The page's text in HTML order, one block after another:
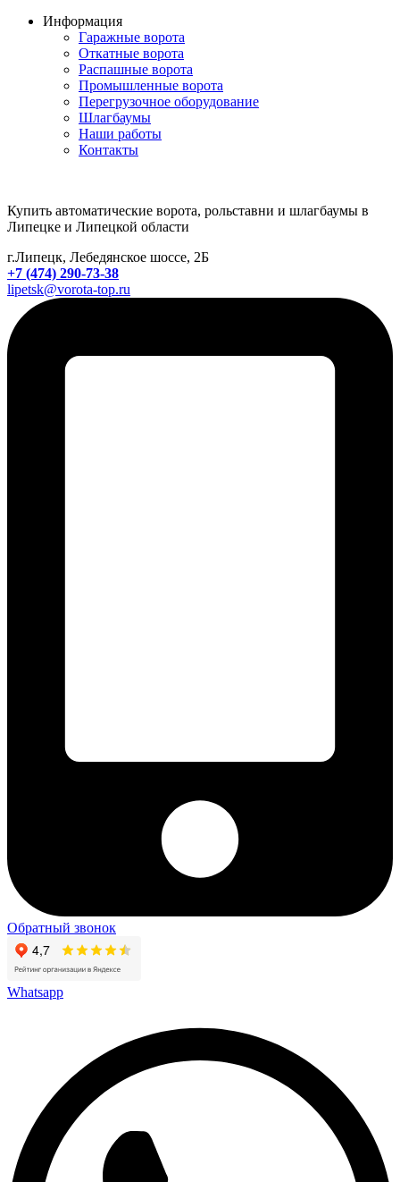
Информация
Гаражные ворота
Откатные ворота
Распашные ворота
Промышленные ворота
Перегрузочное оборудование
Шлагбаумы
Наши работы
Контакты
Купить автоматические ворота, рольставни и шлагбаумы в
Липецке и Липецкой области
г.Липецк, Лебедянское шоссе, 2Б
+7 (474) 290-73-38
lipetsk@vorota-top.ru
Обратный звонок
Whatsapp